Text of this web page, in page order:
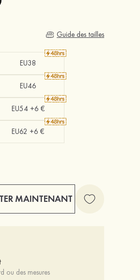
Guide des tailles
EU38
EU46
EU54 +6 €
EU62 +6 €
MAINTENANT
ou des mesures